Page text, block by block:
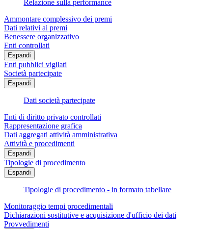
Relazione sulla performance
Ammontare complessivo dei premi
Dati relativi ai premi
Benessere organizzativo
Enti controllati
Espandi
Enti pubblici vigilati
Società partecipate
Espandi
Dati società partecipate
Enti di diritto privato controllati
Rappresentazione grafica
Dati aggregati attività amministrativa
Attività e procedimenti
Espandi
Tipologie di procedimento
Espandi
Tipologie di procedimento - in formato tabellare
Monitoraggio tempi procedimentali
Dichiarazioni sostitutive e acquisizione d'ufficio dei dati
Provvedimenti